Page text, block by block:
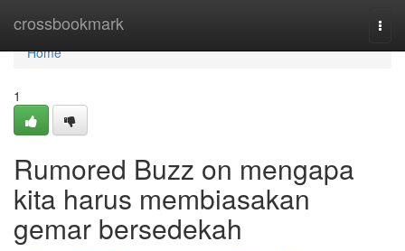
crossbookmark
Home
Home
1
Rumored Buzz on mengapa
kita harus membiasakan
gemar bersedekah